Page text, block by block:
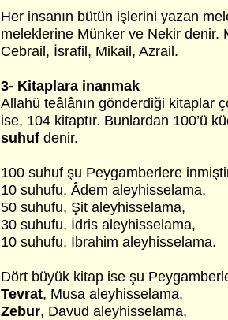
Her insanın bütün işlerini yazan
meleklerine Münker ve Nekir denir.
Cebrail, İsrafil, Mikail, Azrail.
3- Kitaplara inanmak
Allahü teâlânın gönderdiği kitaplar
ise, 104 kitaptır. Bunlardan 100’ü
suhuf denir.
100 suhuf şu Peygamberlere
10 suhufu, Âdem aleyhisselama,
50 suhufu, Şit aleyhisselama,
30 suhufu, İdris aleyhisselama,
10 suhufu, İbrahim aleyhisselama.
Dört büyük kitap ise şu
Tevrat, Musa aleyhisselama,
Zebur, Davud aleyhisselama,